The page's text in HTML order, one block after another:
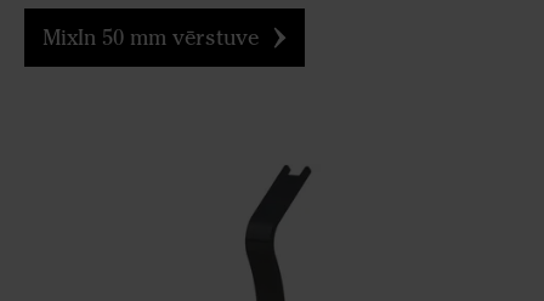
MixIn 50 mm vērstuve